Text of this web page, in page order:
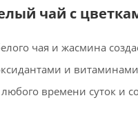
чай с
чая и жасмина
и
времени суток и